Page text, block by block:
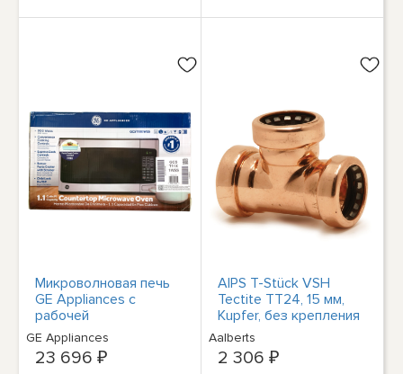
Микроволновая печь
GE Appliances с
рабочей
поверхностью
объемом 1,1 куб.фут,
GCST11X1WSS
GE Appliances
23 696 ₽
AIPS T-Stück VSH
Tectite TT24, 15 мм,
Kupfer, без крепления
Aalberts
2 306 ₽